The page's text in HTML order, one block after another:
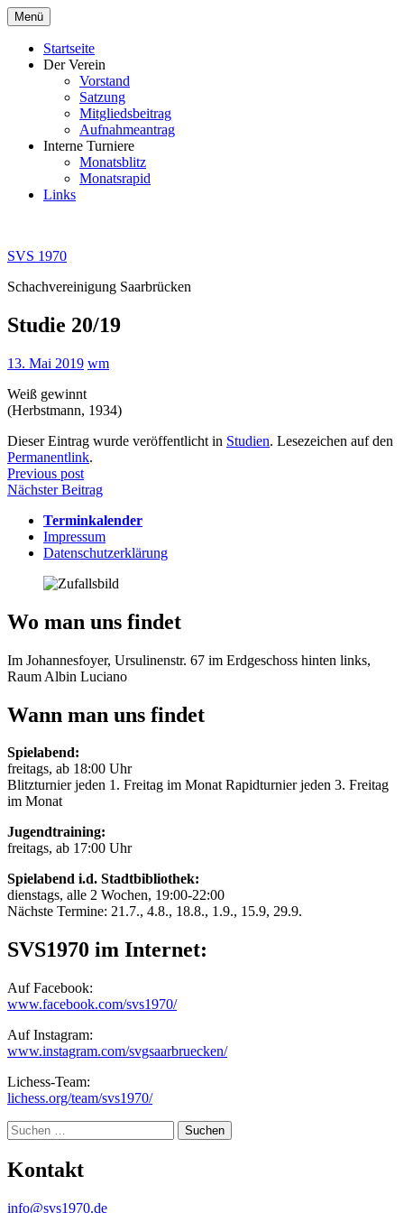
Zum
Inhalt
springen
Menü
Startseite
Der Verein
Vorstand
Satzung
Mitgliedsbeitrag
Aufnahmeantrag
Interne Turniere
Monatsblitz
Monatsrapid
Links
SVS 1970
Schachvereinigung Saarbrücken
Studie 20/19
13. Mai 2019 wm
Weiß gewinnt
(Herbstmann, 1934)
Dieser Eintrag wurde veröffentlicht in Studien. Lesezeichen auf den
Permanentlink.
Beitragsnavigation
Previous post
Nächster Beitrag
Terminkalender
Impressum
Datenschutzerklärung
Wo man uns findet
Im Johannesfoyer, Ursulinenstr. 67 im Erdgeschoss hinten links,
Raum Albin Luciano
Wann man uns findet
Spielabend:
freitags, ab 18:00 Uhr
Blitzturnier jeden 1. Freitag im Monat Rapidturnier jeden 3. Freitag
im Monat
Jugendtraining:
freitags, ab 17:00 Uhr
Spielabend i.d. Stadtbibliothek:
dienstags, alle 2 Wochen, 19:00-22:00
Nächste Termine: 21.7., 4.8., 18.8., 1.9., 15.9, 29.9.
SVS1970 im Internet:
Auf Facebook:
www.facebook.com/svs1970/
Auf Instagram:
www.instagram.com/svgsaarbruecken/
Lichess-Team:
lichess.org/team/svs1970/
Suche
Kontakt
info@svs1970.de